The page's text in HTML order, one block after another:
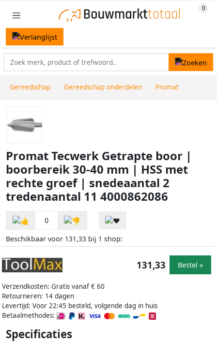
Gereedschap Gereedschap onderdelen Promat
Promat Tecwerk Getrapte boor |
boorbereik 30-40 mm | HSS met
rechte groef | snedeaantal 2
tredenaantal 11 4000862086
0
Beschikbaar voor 131,33 bij 1 shop:
Verzendkosten: Gratis vanaf € 60
Retourneren: 14 dagen
Levertijd: Voor 22:45 besteld, volgende dag in huis
Betaalmethodes:
131,33 Bestel »
Specificaties